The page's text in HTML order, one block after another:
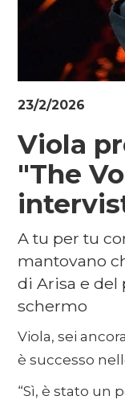
23/2/2026
Viola
"The
A tu per tu
mantovano
di Arisa e
schermo
Viola, sei
è successo
“Sì, è stato un